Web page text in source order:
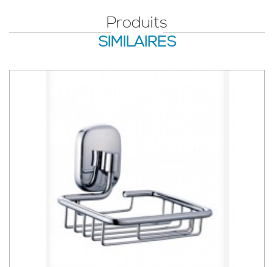
Produits
SIMILAIRES